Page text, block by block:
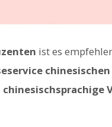
ist es
chinesischsprachige